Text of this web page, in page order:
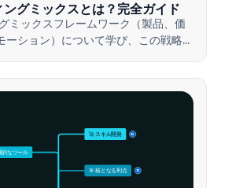
グミックスとは？完全ガイド
ミックスフレームワーク（製品、価
ーション）について学び、この戦略的
🎯 核となる利点 15
なツール
🚀 スキル開発 15